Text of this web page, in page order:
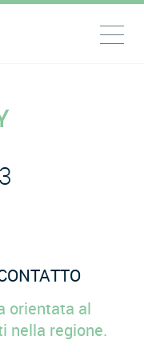
orientata al
nella regione.